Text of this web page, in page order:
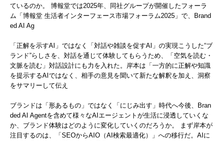
ているのか。 博報堂では2025年、同社グループが開催したフォーラ
ム「博報堂 生活者インターフェース市場フォーラム2025」で、Brand
ed AI Ag
「正解を示すAI」ではなく「対話や雑談を促すAI」の実現こうした“ブ
ランド”らしさを、対話を通じて体験してもらうため、「空気を読む・
文脈を読む」対話設計にも力を入れた。岸本は「一方的に正解や知識
を提示するAIではなく、相手の意見を聞いて新たな解釈を加え、洞察
をサマリーして伝え
ブランドは「形あるもの」ではなく「にじみ出す」時代へ今後、Bran
ded AI Agentを含めて様々なAIエージェントが生活に浸透していくな
か、ブランド体験はどのように変化していくのだろうか。 まず岸本が
注目するのは、「SEOからAIO（AI検索最適化）」への移行だ。AIに